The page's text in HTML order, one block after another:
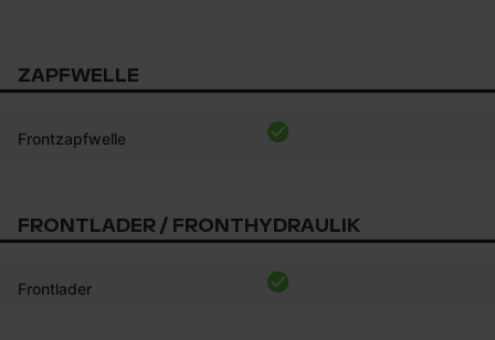
ZAPFWELLE
Frontzapfwelle
FRONTLADER / FRONTHYDRAULIK
Frontlader